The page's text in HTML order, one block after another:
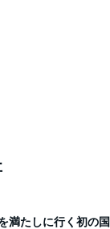
満たしに行く初の国